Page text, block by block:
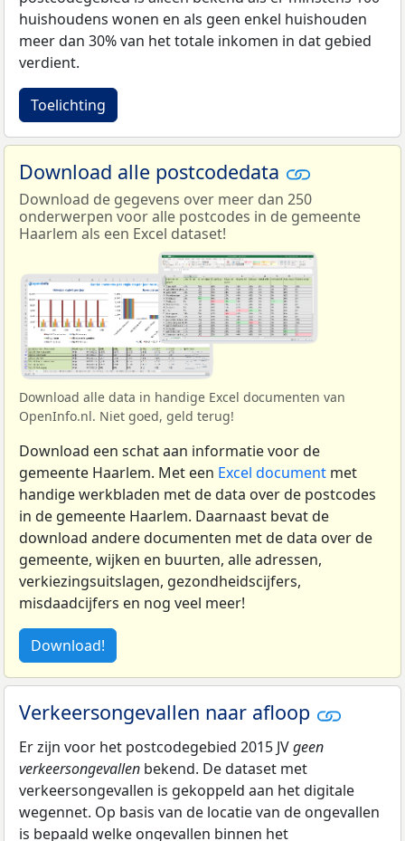
huishoudens wonen en als geen enkel huishouden
meer dan 30% van het totale inkomen in dat gebied
verdient.
Toelichting
Download alle postcodedata
Download de gegevens over meer dan 250
onderwerpen voor alle postcodes in de gemeente
Haarlem als een Excel dataset!
Download alle data in handige Excel documenten van
OpenInfo.nl. Niet goed, geld terug!
Download een schat aan informatie voor de
gemeente Haarlem. Met een Excel document met
handige werkbladen met de data over de postcodes
in de gemeente Haarlem. Daarnaast bevat de
download andere documenten met de data over de
gemeente, wijken en buurten, alle adressen,
verkiezingsuitslagen, gezondheidscijfers,
misdaadcijfers en nog veel meer!
Download!
Verkeersongevallen naar afloop
Er zijn voor het postcodegebied 2015 JVgeen
verkeersongevallen bekend. De dataset met
verkeersongevallen is gekoppeld aan het digitale
wegennet. Op basis van de locatie van de ongevallen
is bepaald welke ongevallen binnen het